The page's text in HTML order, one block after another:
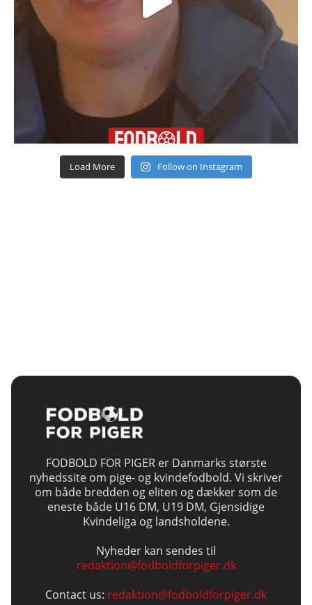
Load More Follow on Instagram
FODBOLD FOR PIGER er Danmarks største
nyhedssite om pige- og kvindefodbold. Vi skriver
om både bredden og eliten og dækker som de
eneste både U16 DM, U19 DM, Gjensidige
Kvindeliga og landsholdene.
Nyheder kan sendes til
redaktion@fodboldforpiger.dk
Contact us: redaktion@fodboldforpiger.dk